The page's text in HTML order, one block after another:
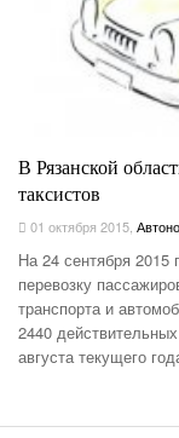
В Рязанской
таксистов
01 октября 2015
На 24 сентября 2015
перевозку
транспорта и
2440
августа текущего